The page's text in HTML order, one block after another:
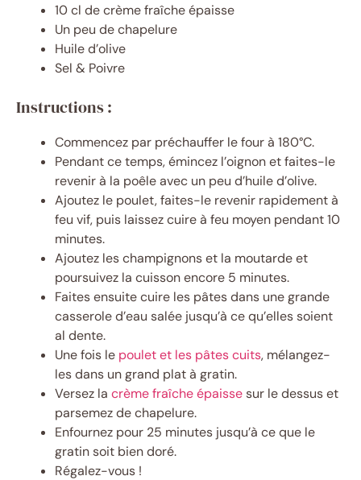
10 cl de crème fraîche épaisse
Un peu de chapelure
Huile d’olive
Sel & Poivre
Instructions :
Commencez par préchauffer le four à 180°C.
Pendant ce temps, émincez l’oignon et faites-le
revenir à la poêle avec un peu d’huile d’olive.
Ajoutez le poulet, faites-le revenir rapidement à
feu vif, puis laissez cuire à feu moyen pendant 10
minutes.
Ajoutez les champignons et la moutarde et
poursuivez la cuisson encore 5 minutes.
Faites ensuite cuire les pâtes dans une grande
casserole d’eau salée jusqu’à ce qu’elles soient
al dente.
Une fois le poulet et les pâtes cuits, mélangez-
les dans un grand plat à gratin.
Versez la crème fraîche épaissesur le dessus et
parsemez de chapelure.
Enfournez pour 25 minutes jusqu’à ce que le
gratin soit bien doré.
Régalez-vous !